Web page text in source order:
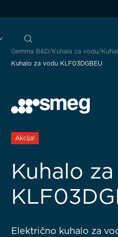
Gemma B&D Kuhala za vodu
Kuhalo za vodu KLF03DGBEU
Akcija!
Kuhalo
Električno kuhalo za